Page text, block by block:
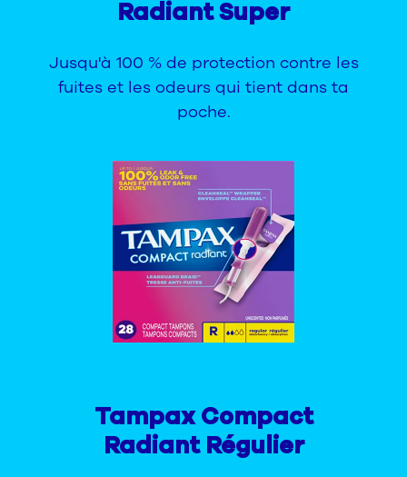
Radiant Super
Jusqu'à 100 % de protection contre les
fuites et les odeurs qui tient dans ta
poche.
Tampax Compact
Radiant Régulier